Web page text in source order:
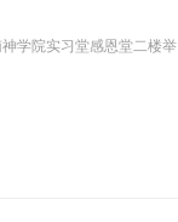
学院实习堂感恩堂二楼举